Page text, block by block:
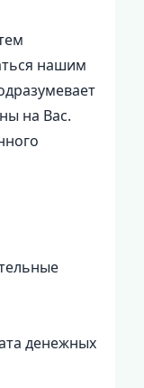
нашим
на Вас.
денежных